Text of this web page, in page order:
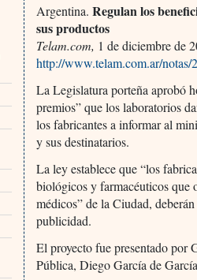
Argentina. Regulan los
sus productos
Telam.com, 1 de diciembre de
http://www.telam.com.ar/
La Legislatura porteña aprobó
premios” que los laboratorios
los fabricantes a informar al
y sus destinatarios.
La ley establece que “los
biológicos y farmacéuticos que
médicos” de la Ciudad,
publicidad.
El proyecto fue presentado por
Pública, Diego García de